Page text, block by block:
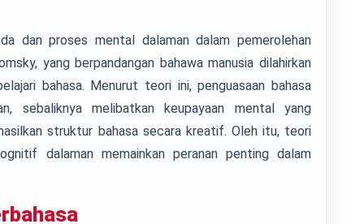
dan proses mental dalaman dalam pemerolehan
yang berpandangan bahawa manusia dilahirkan
bahasa. Menurut teori ini, penguasaan bahasa
sebaliknya melibatkan keupayaan mental yang
struktur bahasa secara kreatif. Oleh itu, teori
dalaman memainkan peranan penting dalam